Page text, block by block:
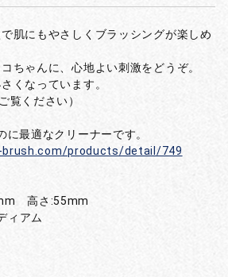
肌にもやさしくブラッシングが楽しめ
ちゃんに、心地よい刺激をどうぞ。
くなっています。
覧ください）
に最適なクリーナーです。
brush.com/products/detail/749
高さ:55mm
ィアム